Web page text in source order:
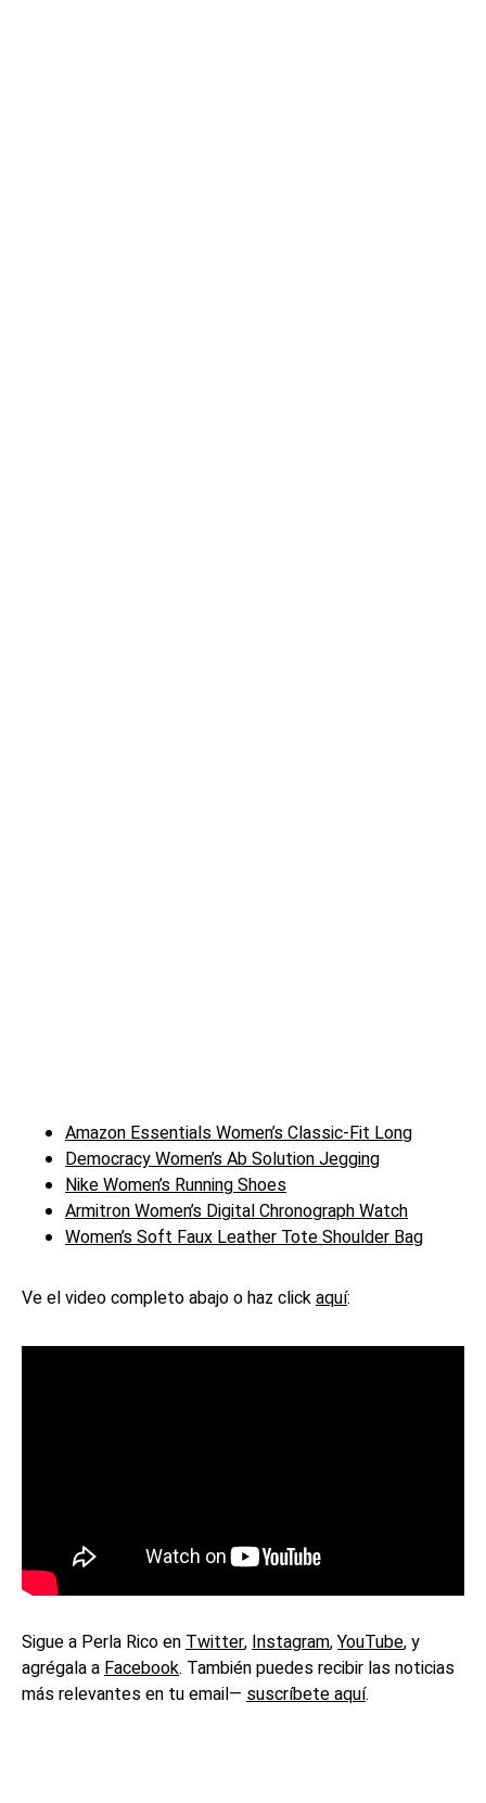
Amazon Essentials Women’s Classic-Fit Long
Democracy Women’s Ab Solution Jegging
Nike Women’s Running Shoes
Armitron Women’s Digital Chronograph Watch
Women’s Soft Faux Leather Tote Shoulder Bag
Ve el video completo abajo o haz clickaquí:
Sigue a Perla Rico enTwitter,Instagram,YouTube, y
agrégala aFacebook. También puedes recibir las noticias
más relevantes en tu email— suscríbete aquí.